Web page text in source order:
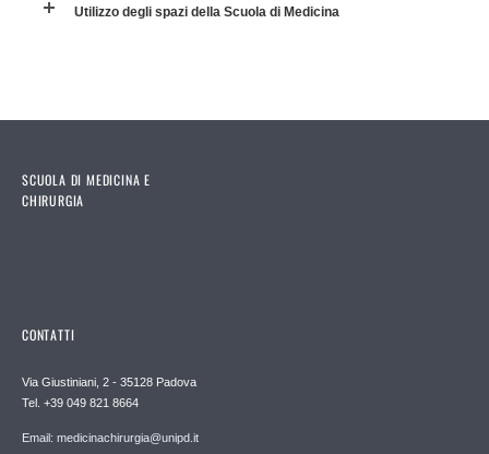
Utilizzo degli spazi della Scuola di Medicina
SCUOLA DI MEDICINA E
CHIRURGIA
CONTATTI
Via Giustiniani, 2 - 35128 Padova
Tel. +39 049 821 8664
Email: medicinachirurgia@unipd.it